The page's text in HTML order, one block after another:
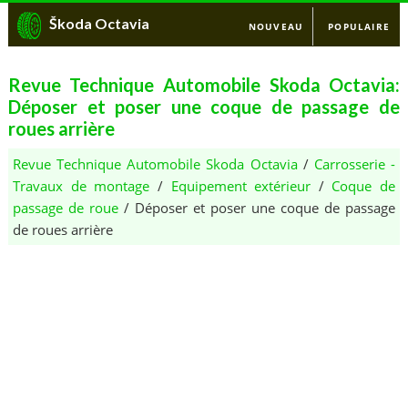
Škoda Octavia NOUVEAU POPULAIRE
Revue Technique Automobile Skoda Octavia:
Déposer et poser une coque de passage de
roues arrière
Revue Technique Automobile Skoda Octavia/ Carrosserie -
Travaux de montage / Equipement extérieur / Coque de
passage de roue/ Déposer et poser une coque de passage
de roues arrière